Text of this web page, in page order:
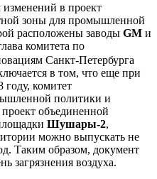
в проект
зоны для промышленной
расположены заводы GM и
комитета по
Санкт-Петербурга
в том, что еще при
комитет
политики и
объединенной
Шушары-2,
можно выпускать не
Таким образом, документ
загрязнения воздуха.